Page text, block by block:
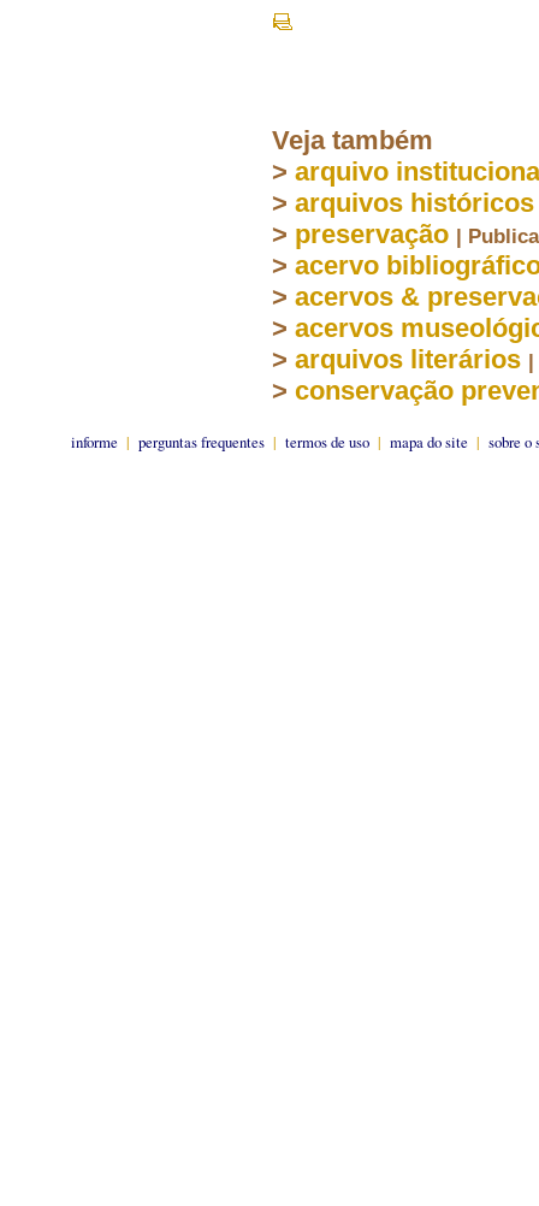
Veja também
> arquivo
> arquivos históricos
> preservação |
> acervo
> acervos &
> acervos
> arquivos literários |
> conservação
informe | perguntas frequentes | termos de uso | mapa do site | sobre o